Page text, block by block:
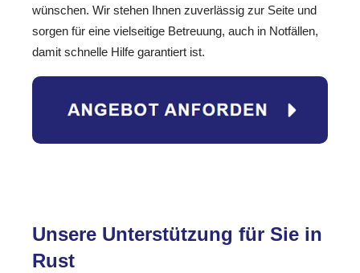
wünschen. Wir stehen Ihnen zuverlässig zur Seite und
sorgen für eine vielseitige Betreuung, auch in Notfällen,
damit schnelle Hilfe garantiert ist.
Unsere Unterstützung für Sie in
Rust